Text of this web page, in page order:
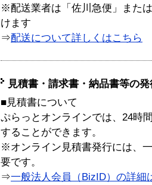
※配送業者は「佐川急便」また
けます
⇒配送について詳しくはこちら
見積書・請求書・納品書等の
■見積書について
ぷらっとオンラインでは、24時
することができます。
※オンライン見積書発行には、
要です。
⇒一般法人会員（BizID）の詳細